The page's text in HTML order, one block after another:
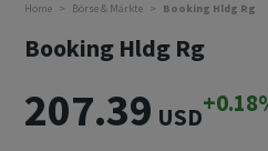
Home Börse & Märkte Booking Hldg Rg
Booking Hldg Rg
207.39 USD